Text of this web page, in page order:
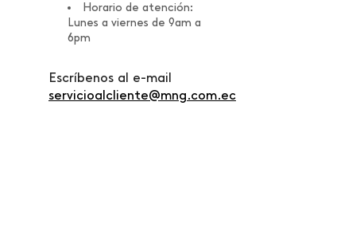
Horario de atención:
Lunes a viernes de 9am a
6pm
Escríbenos al e-mail
servicioalcliente@mng.com.ec